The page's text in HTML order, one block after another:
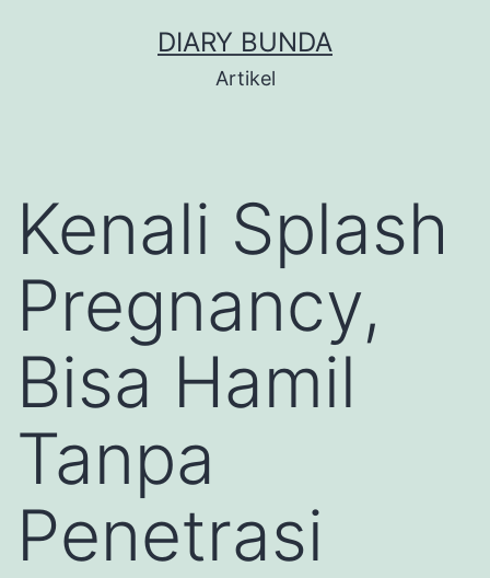
DIARY BUNDA
Artikel
Kenali Splash
Pregnancy,
Bisa Hamil
Tanpa
Penetrasi